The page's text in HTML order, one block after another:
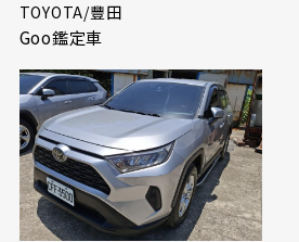
TOYOTA/豐田
Goo鑑定車